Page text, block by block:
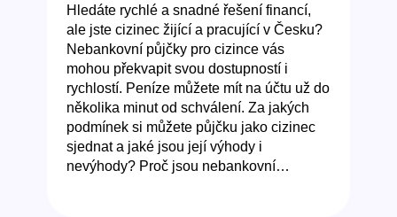
Hledáte rychlé a snadné řešení financí,
ale jste cizinec žijící a pracující v Česku?
Nebankovní půjčky pro cizince vás
mohou překvapit svou dostupností i
rychlostí. Peníze můžete mít na účtu už do
několika minut od schválení. Za jakých
podmínek si můžete půjčku jako cizinec
sjednat a jaké jsou její výhody i
nevýhody? Proč jsou nebankovní…